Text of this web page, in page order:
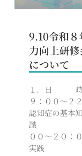
9.10令和
力向上研
について
１．日 時
９：００～
認知症の基本知
識
００～２０：
実践